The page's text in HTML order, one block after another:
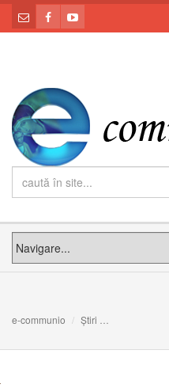
e-communio Știri